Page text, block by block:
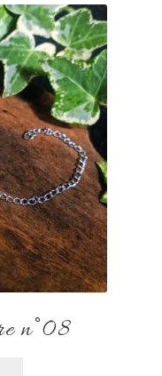
n°08